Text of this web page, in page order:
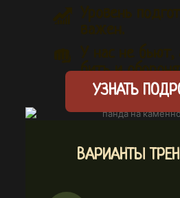
Уровень
важен.
У нас не бьют,
бить и
УЗНАТЬ
ВАРИАНТЫ